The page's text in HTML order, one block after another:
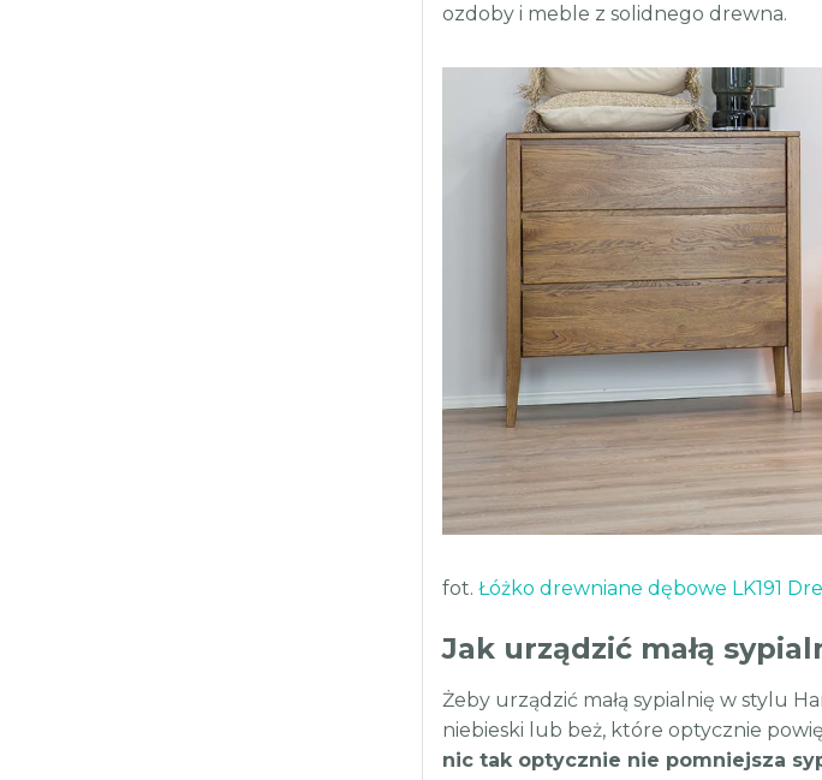
ozdoby i meble z solidnego drewna.
fot. Łóżko drewniane dębowe LK191
Jak urządzić małą
Żeby urządzić małą sypialnię w stylu
niebieski lub beż, które optycznie
nic tak optycznie nie pomniejsza